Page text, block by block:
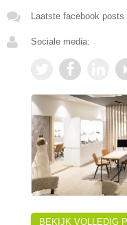
Laatste facebook posts
Sociale media:
BEKIJK VOLLEDIG